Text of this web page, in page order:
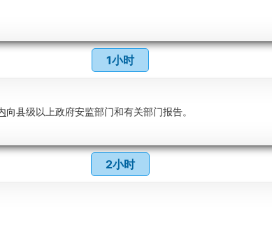
1小时
向县级以上政府安监部门和有关部门报告。
2小时